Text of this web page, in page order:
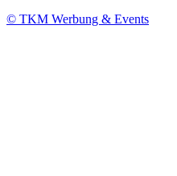
© TKM Werbung & Events